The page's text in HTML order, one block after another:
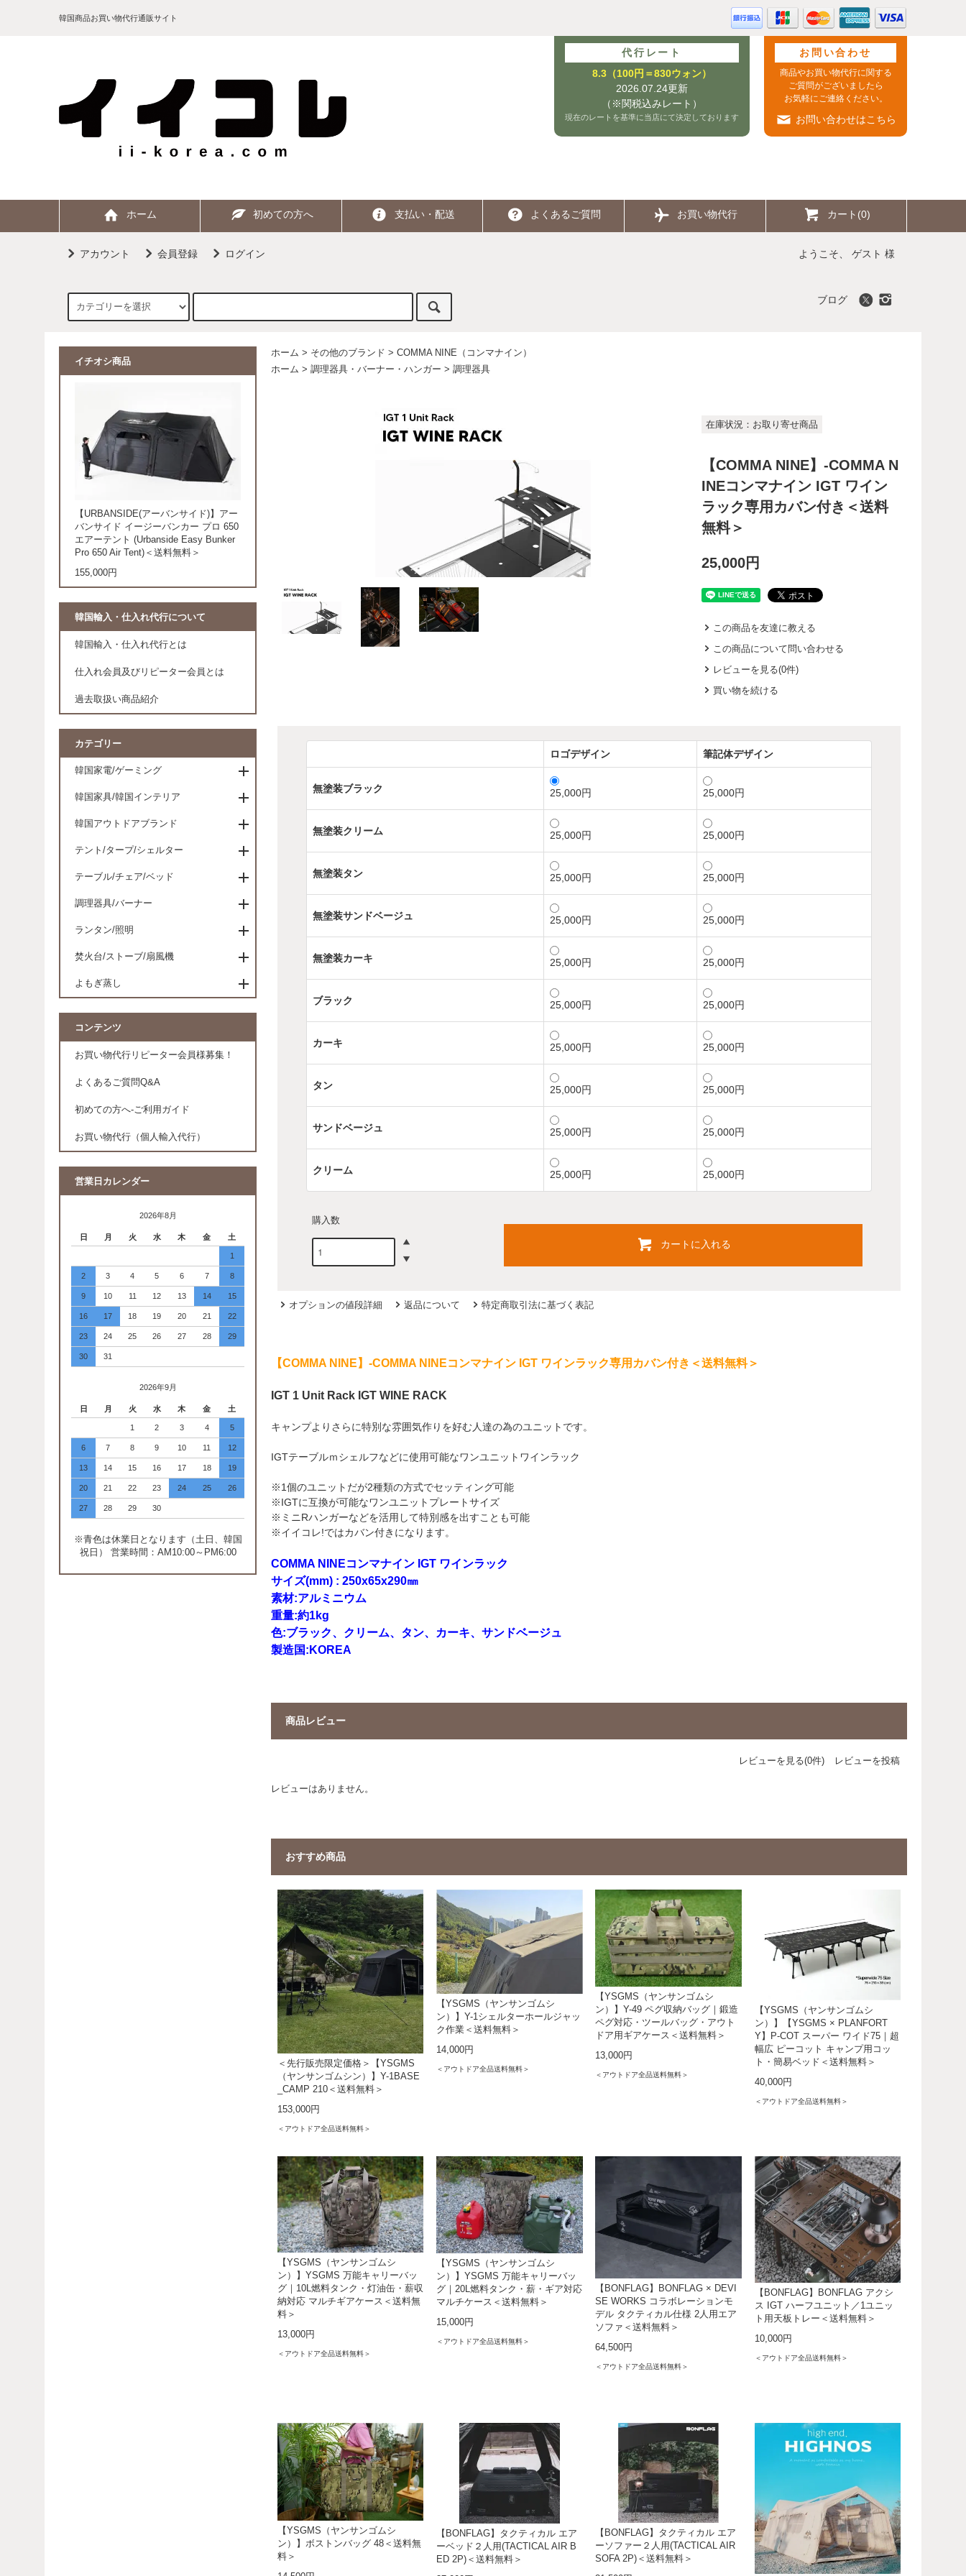
韓国商品お買い物代行通販サイト
代行レート
8.3（100円＝830ウォン）
2026.07.24更新
（※関税込みレート）
現在のレートを基準に当店にて決定しております
お問い合わせ
商品やお買い物代行に関する
ご質問がございましたら
お気軽にご連絡ください。
お問い合わせはこちら
ホーム 初めての方へ 支払い・配送 よくあるご質問 お買い物代行 カート(0)
アカウント 会員登録 ログイン ようこそ、 ゲスト 様
ブログ
ホーム > その他のブランド > COMMA NINE（コンマナイン）
ホーム > 調理器具・バーナー・ハンガー > 調理器具
在庫状況：お取り寄せ商品
【COMMA NINE】-COMMA N
INEコンマナイン IGT ワイン
ラック専用カバン付き＜送料
無料＞
25,000円
この商品を友達に教える
この商品について問い合わせる
レビューを見る(0件)
買い物を続ける
ロゴデザイン 筆記体デザイン
無塗装ブラック 25,000円 25,000円
無塗装クリーム 25,000円 25,000円
無塗装タン 25,000円 25,000円
無塗装サンドベージュ 25,000円 25,000円
無塗装カーキ 25,000円 25,000円
ブラック 25,000円 25,000円
カーキ 25,000円 25,000円
タン 25,000円 25,000円
サンドベージュ 25,000円 25,000円
クリーム 25,000円 25,000円
購入数
カートに入れる
オプションの値段詳細 返品について 特定商取引法に基づく表記
【COMMA NINE】-COMMA NINEコンマナイン IGT ワインラック専用カバン付き＜送料無料＞
IGT 1 Unit Rack IGT WINE RACK
キャンプよりさらに特別な雰囲気作りを好む人達の為のユニットです。
IGTテーブルｍシェルフなどに使用可能なワンユニットワインラック
※1個のユニットだが2種類の方式でセッティング可能
※IGTに互換が可能なワンユニットプレートサイズ
※ミニRハンガーなどを活用して特別感を出すことも可能
※イイコレ!ではカバン付きになります。
COMMA NINEコンマナイン IGT ワインラック
サイズ(mm) : 250x65x290㎜
素材:アルミニウム
重量:約1kg
色:ブラック、クリーム、タン、カーキ、サンドベージュ
製造国:KOREA
商品レビュー
レビューを見る(0件) レビューを投稿
レビューはありません。
おすすめ商品
＜先行販売限定価格＞【YSGMS
（ヤンサンゴムシン）】Y-1BASE
_CAMP 210＜送料無料＞
153,000円
＜アウトドア全品送料無料＞
【YSGMS（ヤンサンゴムシ
ン）】Y-1シェルターホールジャッ
ク作業＜送料無料＞
14,000円
＜アウトドア全品送料無料＞
【YSGMS（ヤンサンゴムシ
ン）】Y-49 ペグ収納バッグ｜鍛造
ペグ対応・ツールバッグ・アウト
ドア用ギアケース＜送料無料＞
13,000円
＜アウトドア全品送料無料＞
【YSGMS（ヤンサンゴムシ
ン）】【YSGMS × PLANFORT
Y】P-COT スーパー ワイド75｜超
幅広 ピーコット キャンプ用コッ
ト・簡易ベッド＜送料無料＞
40,000円
＜アウトドア全品送料無料＞
【YSGMS（ヤンサンゴムシ
ン）】YSGMS 万能キャリーバッ
グ｜10L燃料タンク・灯油缶・薪収
納対応 マルチギアケース＜送料無
料＞
13,000円
＜アウトドア全品送料無料＞
【YSGMS（ヤンサンゴムシ
ン）】YSGMS 万能キャリーバッ
グ｜20L燃料タンク・薪・ギア対応
マルチケース＜送料無料＞
15,000円
＜アウトドア全品送料無料＞
【BONFLAG】BONFLAG × DEVI
SE WORKS コラボレーションモ
デル タクティカル仕様 2人用エア
ソファ＜送料無料＞
64,500円
＜アウトドア全品送料無料＞
【BONFLAG】BONFLAG アクシ
ス IGT ハーフユニット／1ユニッ
ト用天板トレー＜送料無料＞
10,000円
＜アウトドア全品送料無料＞
【YSGMS（ヤンサンゴムシ
ン）】ボストンバッグ 48＜送料無
料＞
【BONFLAG】タクティカル エア
ーベッド２人用(TACTICAL AIR B
ED 2P)＜送料無料＞
【BONFLAG】タクティカル エア
ーソファー２人用(TACTICAL AIR
SOFA 2P)＜送料無料＞
イチオシ商品
【URBANSIDE(アーバンサイド)】アー
バンサイド イージーバンカー プロ 650
エアーテント (Urbanside Easy Bunker
Pro 650 Air Tent)＜送料無料＞
155,000円
韓国輸入・仕入れ代行について
韓国輸入・仕入れ代行とは
仕入れ会員及びリピーター会員とは
過去取扱い商品紹介
カテゴリー
韓国家電/ゲーミング
韓国家具/韓国インテリア
韓国アウトドアブランド
テント/タープ/シェルター
テーブル/チェア/ベッド
調理器具/バーナー
ランタン/照明
焚火台/ストーブ/扇風機
よもぎ蒸し
コンテンツ
お買い物代行リピーター会員様募集！
よくあるご質問Q&A
初めての方へ-ご利用ガイド
お買い物代行（個人輸入代行）
営業日カレンダー
2026年8月
日 月 火 水 木 金 土
1
2 3 4 5 6 7 8
9 10 11 12 13 14 15
16 17 18 19 20 21 22
23 24 25 26 27 28 29
30 31
2026年9月
日 月 火 水 木 金 土
1 2 3 4 5
6 7 8 9 10 11 12
13 14 15 16 17 18 19
20 21 22 23 24 25 26
27 28 29 30
※青色は休業日となります（土日、韓国
祝日） 営業時間：AM10:00～PM6:00